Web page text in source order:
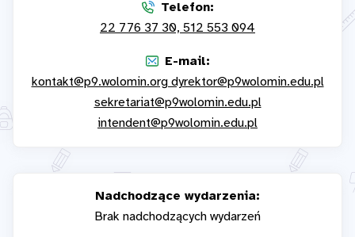
Telefon:
22 776 37 30, 512 553 094
E-mail:
kontakt@p9.wolomin.org dyrektor@p9wolomin.edu.pl
sekretariat@p9wolomin.edu.pl
intendent@p9wolomin.edu.pl
Nadchodzące wydarzenia:
Brak nadchodzących wydarzeń